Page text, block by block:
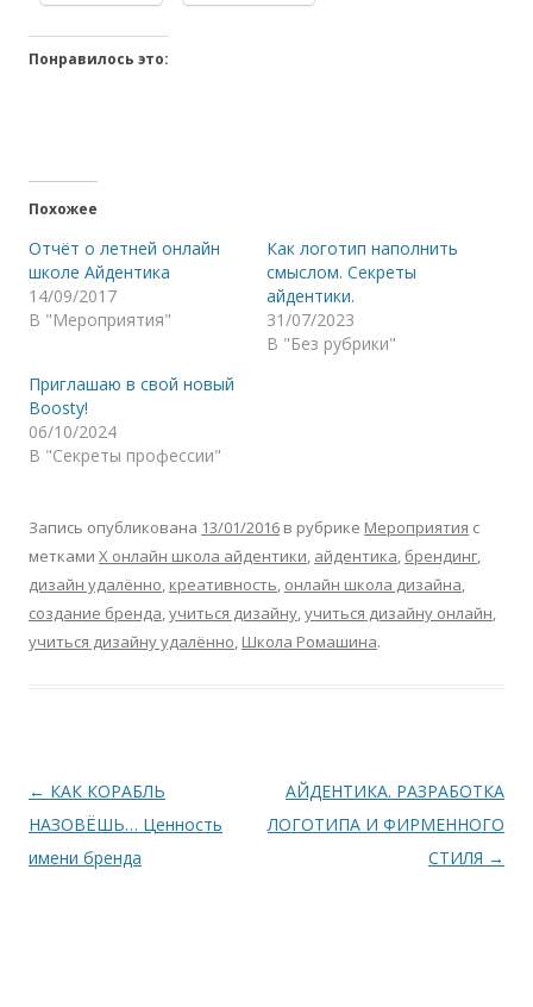
Понравилось это:
Похожее
Отчёт о летней онлайн
школе Айдентика
14/09/2017
В "Мероприятия"
Как логотип наполнить
смыслом. Секреты
айдентики.
31/07/2023
В "Без рубрики"
Приглашаю в свой новый
Boosty!
06/10/2024
В "Секреты профессии"
Запись опубликована 13/01/2016 в рубрике Мероприятия с
метками X онлайн школа айдентики, айдентика, брендинг,
дизайн удалённо, креативность, онлайн школа дизайна,
создание бренда,учиться дизайну,учиться дизайну онлайн,
учиться дизайну удалённо, Школа Ромашина.
Навигация
по
записям
← КАК КОРАБЛЬ
НАЗОВЁШЬ… Ценность
имени бренда
АЙДЕНТИКА. РАЗРАБОТКА
ЛОГОТИПА И ФИРМЕННОГО
СТИЛЯ →